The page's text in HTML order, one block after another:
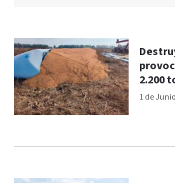
1 de
2.200